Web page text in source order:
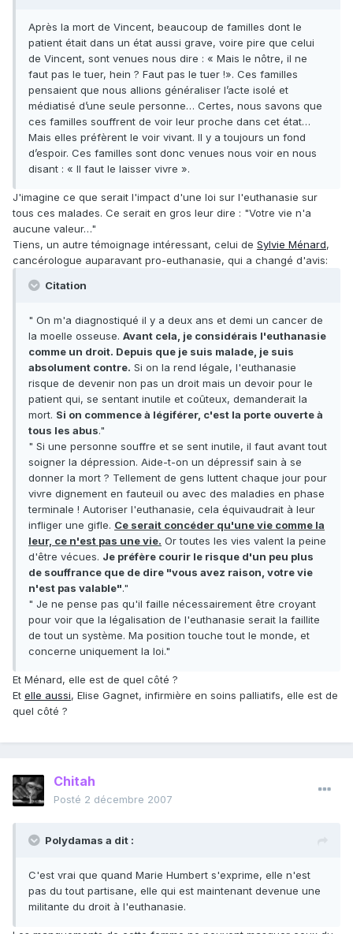
Après la mort de Vincent, beaucoup de familles dont le
patient était dans un état aussi grave, voire pire que celui
de Vincent, sont venues nous dire : « Mais le nôtre, il ne
faut pas le tuer, hein ? Faut pas le tuer !». Ces familles
pensaient que nous allions généraliser l’acte isolé et
médiatisé d’une seule personne… Certes, nous savons que
ces familles souffrent de voir leur proche dans cet état…
Mais elles préfèrent le voir vivant. Il y a toujours un fond
d’espoir. Ces familles sont donc venues nous voir en nous
disant : « Il faut le laisser vivre ».
J'imagine ce que serait l'impact d'une loi sur l'euthanasie sur
tous ces malades. Ce serait en gros leur dire : "Votre vie n'a
aucune valeur…"
Tiens, un autre témoignage intéressant, celui de Sylvie Ménard,
cancérologue auparavant pro-euthanasie, qui a changé d'avis:
Citation
" On m'a diagnostiqué il y a deux ans et demi un cancer de
la moelle osseuse. Avant cela, je considérais l'euthanasie
comme un droit. Depuis que je suis malade, je suis
absolument contre. Si on la rend légale, l'euthanasie
risque de devenir non pas un droit mais un devoir pour le
patient qui, se sentant inutile et coûteux, demanderait la
mort. Si on commence à légiférer, c'est la porte ouverte à
tous les abus."
" Si une personne souffre et se sent inutile, il faut avant tout
soigner la dépression. Aide-t-on un dépressif sain à se
donner la mort ? Tellement de gens luttent chaque jour pour
vivre dignement en fauteuil ou avec des maladies en phase
terminale ! Autoriser l'euthanasie, cela équivaudrait à leur
infliger une gifle. Ce serait concéder qu'une vie comme la
leur, ce n'est pas une vie. Or toutes les vies valent la peine
d'être vécues. Je préfère courir le risque d'un peu plus
de souffrance que de dire "vous avez raison, votre vie
n'est pas valable"."
" Je ne pense pas qu'il faille nécessairement être croyant
pour voir que la légalisation de l'euthanasie serait la faillite
de tout un système. Ma position touche tout le monde, et
concerne uniquement la loi."
Et Ménard, elle est de quel côté ?
Et elle aussi, Elise Gagnet, infirmière en soins palliatifs, elle est de
quel côté ?
Chitah
Posté 2 décembre 2007
Polydamas a dit :
C'est vrai que quand Marie Humbert s'exprime, elle n'est
pas du tout partisane, elle qui est maintenant devenue une
militante du droit à l'euthanasie.